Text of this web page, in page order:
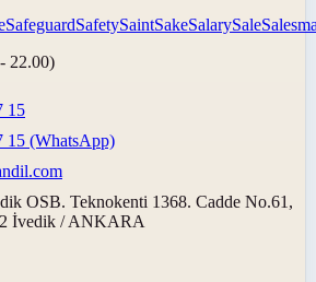
SafeguardSafetySaintSakeSalarySale
22.00)
15
15 (WhatsApp)
OSB. Teknokenti 1368. Cadde No.61,
İvedik / ANKARA